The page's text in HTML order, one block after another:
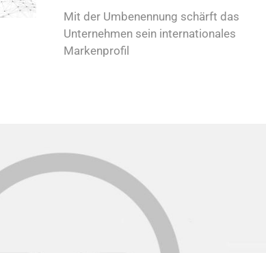
Mit der Umbenennung schärft das
Unternehmen sein internationales
Markenprofil